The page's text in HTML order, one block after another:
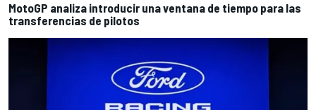
MotoGP analiza introducir una ventana de tiempo para las
transferencias de pilotos